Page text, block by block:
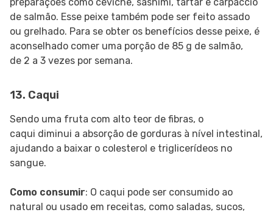
preparações como ceviche, sashimi, tartar e carpaccio
de salmão. Esse peixe também pode ser feito assado
ou grelhado. Para se obter os benefícios desse peixe, é
aconselhado comer uma porção de 85 g de salmão,
de 2 a 3 vezes por semana.
13. Caqui
Sendo uma fruta com alto teor de fibras, o
caqui diminui a absorção de gorduras à nível intestinal,
ajudando a baixar o colesterol e triglicerídeos no
sangue.
Como consumir: O caqui pode ser consumido ao
natural ou usado em receitas, como saladas, sucos,